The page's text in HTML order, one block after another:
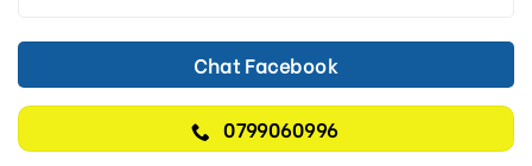
Chat Facebook
0799060996